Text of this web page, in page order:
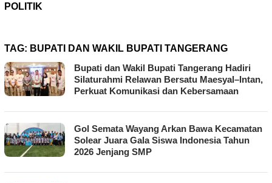
POLITIK
TAG: BUPATI DAN WAKIL BUPATI TANGERANG
Bupati dan Wakil Bupati Tangerang Hadiri
Silaturahmi Relawan Bersatu Maesyal–Intan,
Perkuat Komunikasi dan Kebersamaan
Gol Semata Wayang Arkan Bawa Kecamatan
Solear Juara Gala Siswa Indonesia Tahun
2026 Jenjang SMP